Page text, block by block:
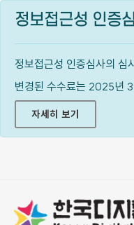
정보접근성 인증
정보접근성 인증심사의 심
변경된 수수료는 2025년
자세히 보기